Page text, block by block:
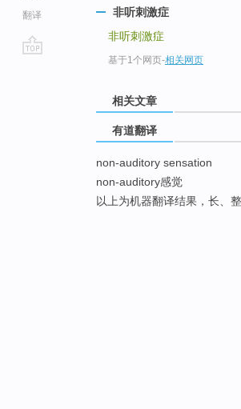
翻译
非听刺激症
非听刺激症
基于1个网页-相关网页
相关文章
有道翻译
non-auditory sensation
non-auditory感觉
以上为机器翻译结果，长、